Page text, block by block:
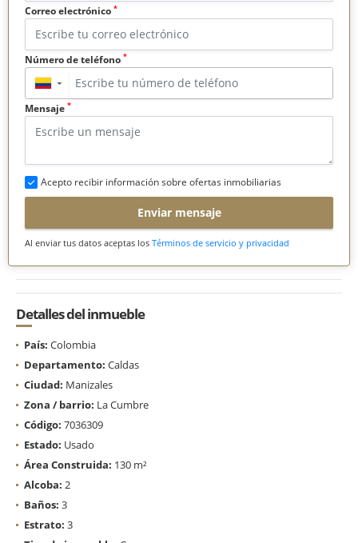
Correo electrónico *
Número de teléfono *
▼
Mensaje *
Acepto recibir información sobre ofertas inmobiliarias
Enviar mensaje
Al enviar tus datos aceptas los Términos de servicio y privacidad
Detalles del inmueble
País: Colombia
Departamento: Caldas
Ciudad: Manizales
Zona / barrio: La Cumbre
Código: 7036309
Estado: Usado
Área Construida: 130 m²
Alcoba: 2
Baños: 3
Estrato: 3